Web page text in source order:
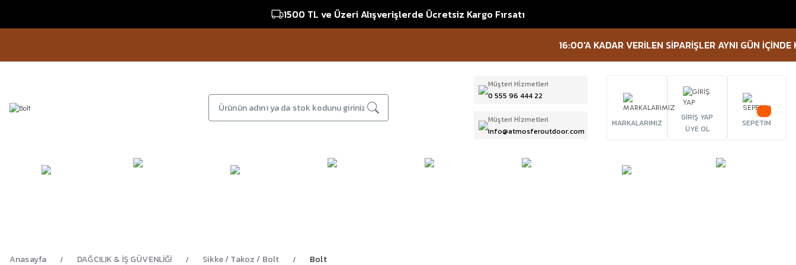
1500 TL ve Üzeri Alışverişlerde Ücretsiz Kargo Fırsatı
16:00'A KADAR VERİLEN SİPARİŞLER AYNI GÜN İÇİNDE
Müşteri Hi̇zmetleri
0 555 96 444 22
Müşteri Hi̇zmetleri
info@atmosferoutdoor.com
MARKALARIMIZ
GİRİŞ YAP
ÜYE OL
SEPETİM
Anasayfa DAĞCILIK & İŞ GÜVENLİĞİ Sikke / Takoz / Bolt Bolt